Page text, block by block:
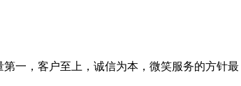
一，客户至上，诚信为本，微笑服务的方针最